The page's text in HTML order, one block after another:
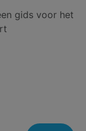
gids voor het